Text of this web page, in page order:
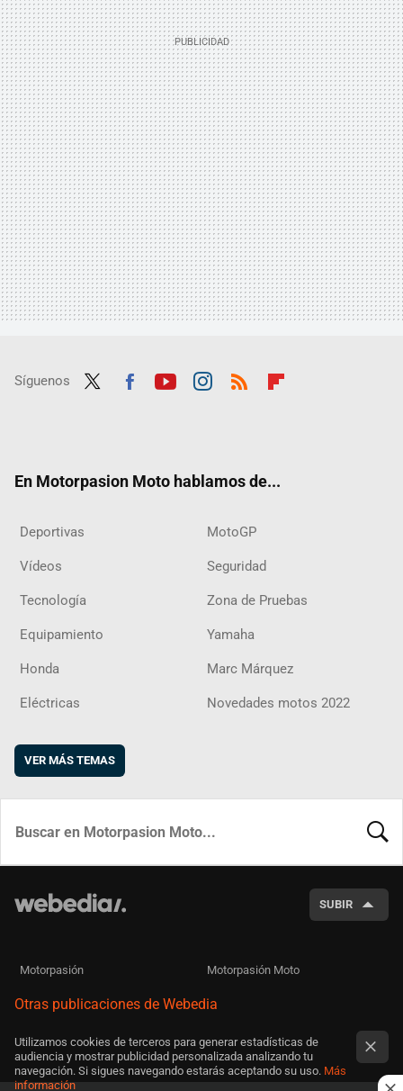
Síguenos
En Motorpasion Moto hablamos de...
Deportivas MotoGP
Vídeos Seguridad
Tecnología Zona de Pruebas
Equipamiento Yamaha
Honda Marc Márquez
Eléctricas Novedades motos 2022
VER MÁS TEMAS
SUBIR
Motorpasión Motorpasión Moto
Otras publicaciones de Webedia
Utilizamos cookies de terceros para generar estadísticas de
audiencia y mostrar publicidad personalizada analizando tu
navegación. Si sigues navegando estarás aceptando su uso. Más
información